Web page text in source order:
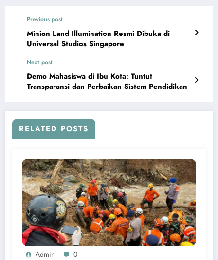
Previous post
Minion Land Illumination Resmi Dibuka di
Universal Studios Singapore
Next post
Demo Mahasiswa di Ibu Kota: Tuntut
Transparansi dan Perbaikan Sistem Pendidikan
RELATED POSTS
Admin 0